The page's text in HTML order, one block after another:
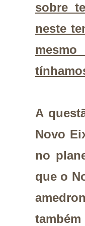
sobre
neste
A
Novo
no
que o